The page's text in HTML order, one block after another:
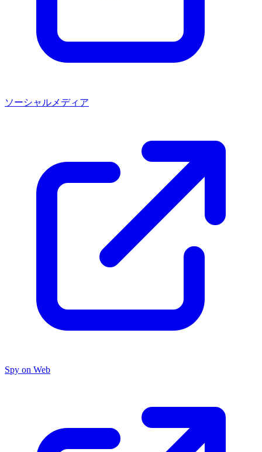
ソーシャルメディア
Spy on Web